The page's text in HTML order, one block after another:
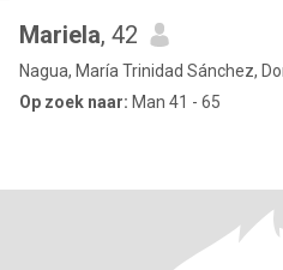
Mariela, 42
Nagua, María Trinidad Sánchez,
Op zoek naar: Man 41 - 65